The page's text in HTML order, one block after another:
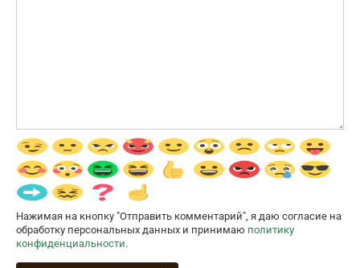
Нажимая на кнопку "Отправить комментарий", я даю согласие на
обработку персональных данных и принимаю политику
конфиденциальности.